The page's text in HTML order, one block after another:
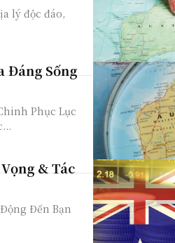
lý độc đáo,
Đáng Sống
Phục Lục
& Tác
Đến Bạn